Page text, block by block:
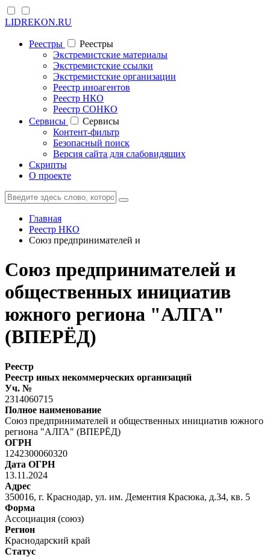
LIDREKON.RU
Реестры
Реестры
Экстремистские материалы
Экстремистские ссылки
Экстремистские организации
Реестр иноагентов
Реестр НКО
Реестр СОНКО
Cервисы
Cервисы
Контент-фильтр
Безопасный поиск
Версия сайта для слабовидящих
Скрипты
О проекте
Главная
Реестр НКО
Союз предпринимателей и
Союз предпринимателей и
общественных инициатив
южного региона "АЛГА"
(ВПЕРЁД)
Реестр
Реестр иных некоммерческих организаций
Уч. №
2314060715
Полное наименование
Союз предпринимателей и общественных инициатив южного
региона "АЛГА" (ВПЕРЁД)
ОГРН
1242300060320
Дата ОГРН
13.11.2024
Адрес
350016, г. Краснодар, ул. им. Дементия Красюка, д.34, кв. 5
Форма
Ассоциация (союз)
Регион
Краснодарский край
Статус